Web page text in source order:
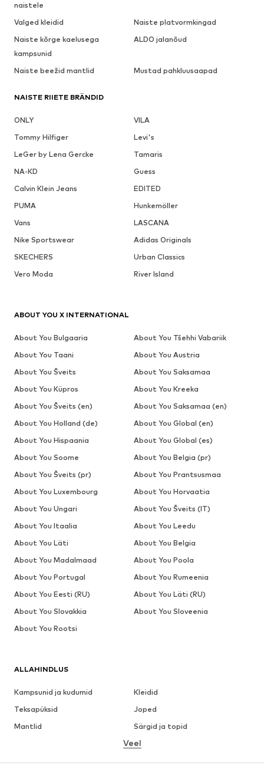
naistele
Valged kleidid
Naiste platvormkingad
Naiste kõrge kaelusega
kampsunid
ALDO jalanõud
Naiste beežid mantlid Mustad pahkluusaapad
NAISTE RIIETE BRÄNDID
ONLY
VILA
Tommy Hilfiger
Levi's
LeGer by Lena Gercke
Tamaris
NA-KD
Guess
Calvin Klein Jeans
EDITED
PUMA
Hunkemöller
Vans
LASCANA
Nike Sportswear
Adidas Originals
SKECHERS
Urban Classics
Vero Moda
River Island
ALLAHINDLUS
Kampsunid ja kudumid
Kleidid
Teksapüksid
Joped
Mantlid
Särgid ja topid
Pesu
Seelikud
Pluusid ja tuunikad
Veel
ABOUT YOU X INTERNATIONAL
About You Bulgaaria
About You Tšehhi Vabariik
About You Taani
About You Austria
About You Šveits
About You Saksamaa
About You Küpros
About You Kreeka
About You Šveits (en)
About You Saksamaa (en)
About You Holland (de)
About You Global (en)
About You Hispaania
About You Global (es)
About You Soome
About You Belgia (pr)
About You Šveits (pr)
About You Prantsusmaa
About You Luxembourg
About You Horvaatia
About You Ungari
About You Šveits (IT)
About You Itaalia
About You Leedu
About You Läti
About You Belgia
About You Madalmaad
About You Poola
About You Portugal
About You Rumeenia
About You Eesti (RU)
About You Läti (RU)
About You Slovakkia
About You Sloveenia
About You Rootsi